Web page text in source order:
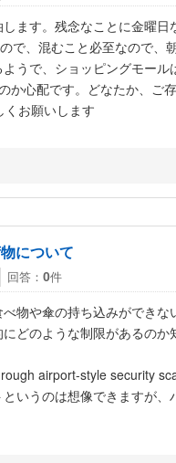
ます。残念なことに金曜
で、混むこと必至なので、
うで、ショッピングモー
か心配です。どなたか、ご
お願いします
について
回答： 0件
物や傘の持ち込みができな
どのような制限があるのか
airport-style security
いうのは想像できますが